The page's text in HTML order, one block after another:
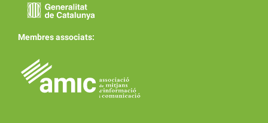
Membres associats: